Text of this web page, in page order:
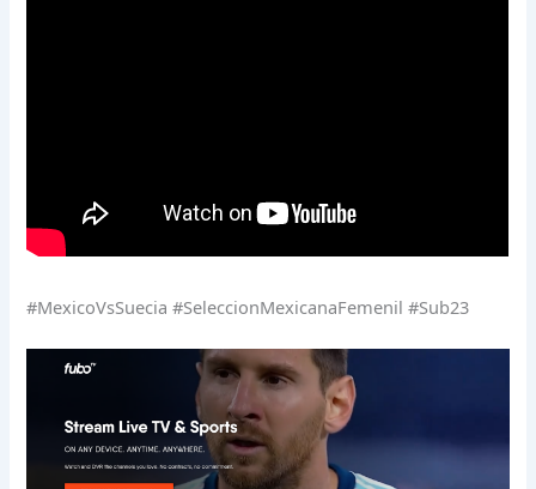
#MexicoVsSuecia #SeleccionMexicanaFemenil #Sub23